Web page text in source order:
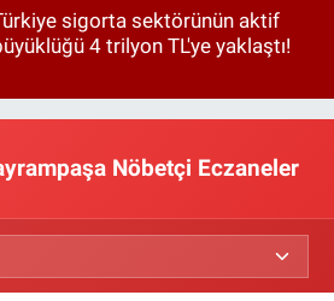
sigorta sektörünün aktif
4 trilyon TL'ye yaklaştı!
Nöbetçi Eczaneler